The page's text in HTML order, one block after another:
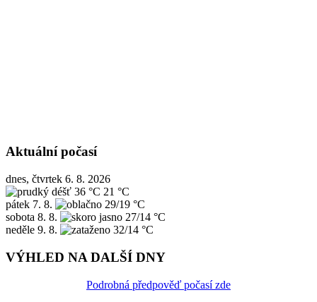
Aktuální počasí
dnes, čtvrtek 6. 8. 2026
36 °C 21 °C
pátek 7. 8.
29/19 °C
sobota 8. 8.
27/14 °C
neděle 9. 8. 32/14 °C
VÝHLED NA DALŠÍ DNY
Podrobná předpověď počasí zde